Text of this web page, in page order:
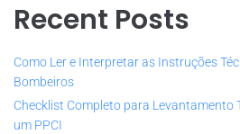
Recent Posts
Como Ler e Interpretar as Instruções
Bombeiros
Checklist Completo para Levantamento
um PPCI